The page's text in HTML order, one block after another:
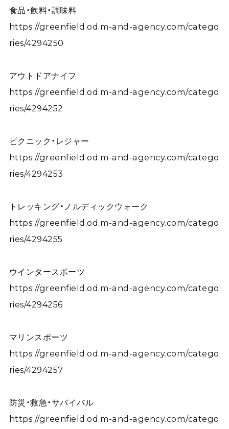
食品・飲料・調味料
https://greenfield.od.m-and-agency.com/catego
ries/4294250
アウトドアナイフ
https://greenfield.od.m-and-agency.com/catego
ries/4294252
ピクニック・レジャー
https://greenfield.od.m-and-agency.com/catego
ries/4294253
トレッキング・ノルディックウォーク
https://greenfield.od.m-and-agency.com/catego
ries/4294255
ウインタースポーツ
https://greenfield.od.m-and-agency.com/catego
ries/4294256
マリンスポーツ
https://greenfield.od.m-and-agency.com/catego
ries/4294257
防災・救急・サバイバル
https://greenfield.od.m-and-agency.com/catego